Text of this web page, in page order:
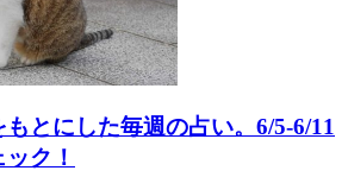
とにした毎週の占い。6/5-6/11
ク！